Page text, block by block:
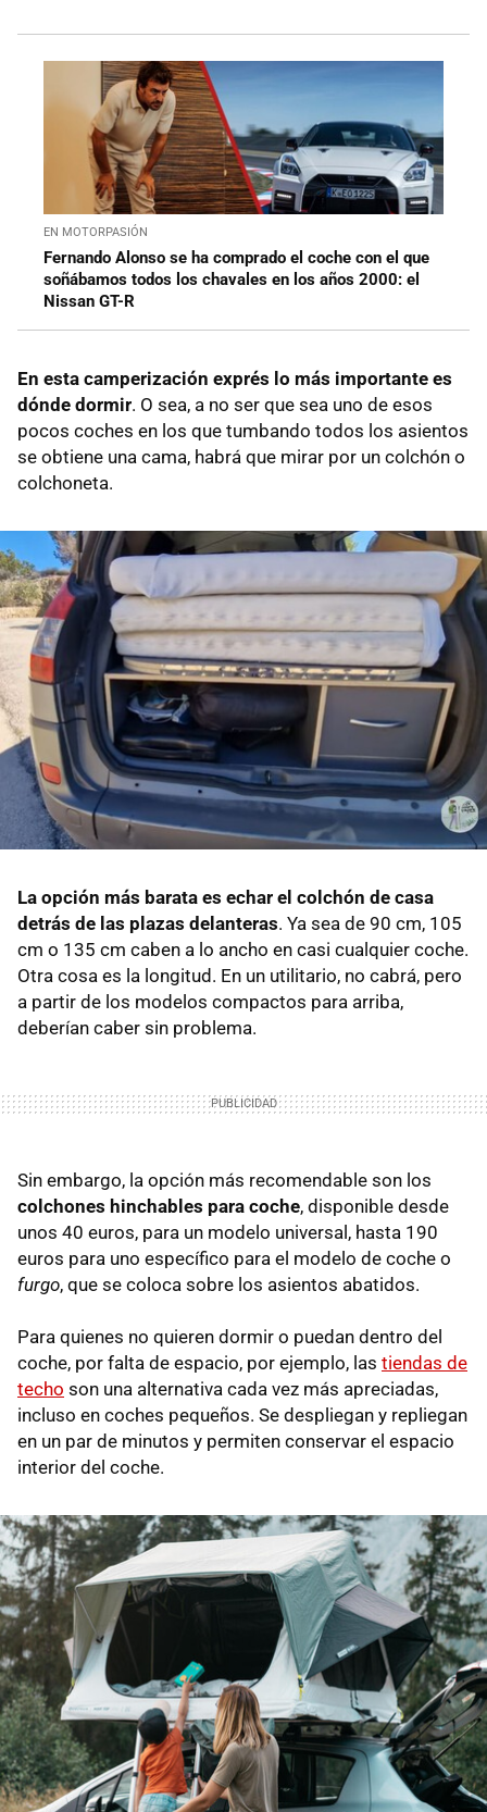
EN MOTORPASIÓN
Fernando Alonso se ha comprado el coche con el que
soñábamos todos los chavales en los años 2000: el
Nissan GT-R
En esta camperización exprés lo más importante es
dónde dormir. O sea, a no ser que sea uno de esos
pocos coches en los que tumbando todos los asientos
se obtiene una cama, habrá que mirar por un colchón o
colchoneta.
La opción más barata es echar el colchón de casa
detrás de las plazas delanteras. Ya sea de 90 cm, 105
cm o 135 cm caben a lo ancho en casi cualquier coche.
Otra cosa es la longitud. En un utilitario, no cabrá, pero
a partir de los modelos compactos para arriba,
deberían caber sin problema.
Sin embargo, la opción más recomendable son los
colchones hinchables para coche, disponible desde
unos 40 euros, para un modelo universal, hasta 190
euros para uno específico para el modelo de coche o
furgo, que se coloca sobre los asientos abatidos.
Para quienes no quieren dormir o puedan dentro del
coche, por falta de espacio, por ejemplo, las tiendas de
techo son una alternativa cada vez más apreciadas,
incluso en coches pequeños. Se despliegan y repliegan
en un par de minutos y permiten conservar el espacio
interior del coche.